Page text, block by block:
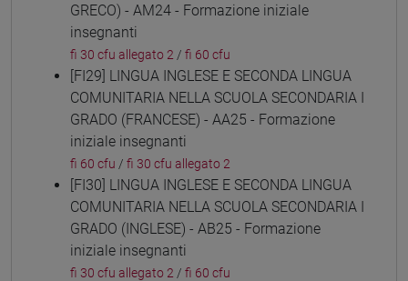
GRECO) - AM24 - Formazione iniziale
insegnanti
fi 30 cfu allegato 2 / fi 60 cfu
[FI29] LINGUA INGLESE E SECONDA LINGUA
COMUNITARIA NELLA SCUOLA SECONDARIA I
GRADO (FRANCESE) - AA25 - Formazione
iniziale insegnanti
fi 60 cfu / fi 30 cfu allegato 2
[FI30] LINGUA INGLESE E SECONDA LINGUA
COMUNITARIA NELLA SCUOLA SECONDARIA I
GRADO (INGLESE) - AB25 - Formazione
iniziale insegnanti
fi 30 cfu allegato 2 / fi 60 cfu